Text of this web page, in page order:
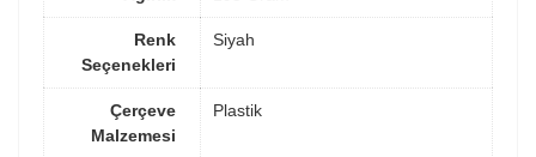
Renk
Seçenekleri
Siyah
Çerçeve
Malzemesi
Plastik